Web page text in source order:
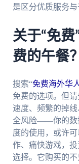
是区分优质服务与
关于“免
费的午餐？
搜索“免费海外华
免费的选项。但
速度、频繁的掉
全风险——你的数
度的使用，或许
作、痛快游戏，
选择。它购买的